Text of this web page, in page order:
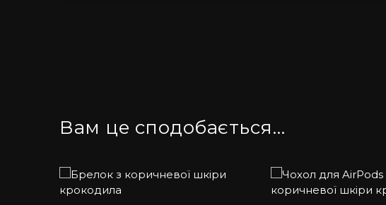
Текстурна привабливість крокодилової шкіри надає
пророблений лусочок створює унікальний візерунок,
елегантності вашому образу. Обирайте його, щоб
Вам це сподобається…